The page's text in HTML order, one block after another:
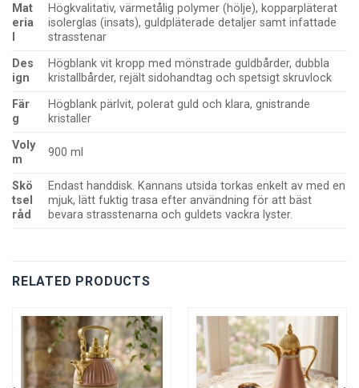
Mat
eria
Högkvalitativ, värmetålig polymer (hölje), kopparpläterat
isolerglas (insats), guldpläterade detaljer samt infattade
strasstenar
Des
ign
Högblank vit kropp med mönstrade guldbårder, dubbla
kristallbårder, rejält sidohandtag och spetsigt skruvlock
Fär
g
Högblank pärlvit, polerat guld och klara, gnistrande
kristaller
Voly
m
900 ml
Skö
tsel
råd
Endast handdisk. Kannans utsida torkas enkelt av med en
mjuk, lätt fuktig trasa efter användning för att bäst
bevara strasstenarna och guldets vackra lyster.
RELATED PRODUCTS